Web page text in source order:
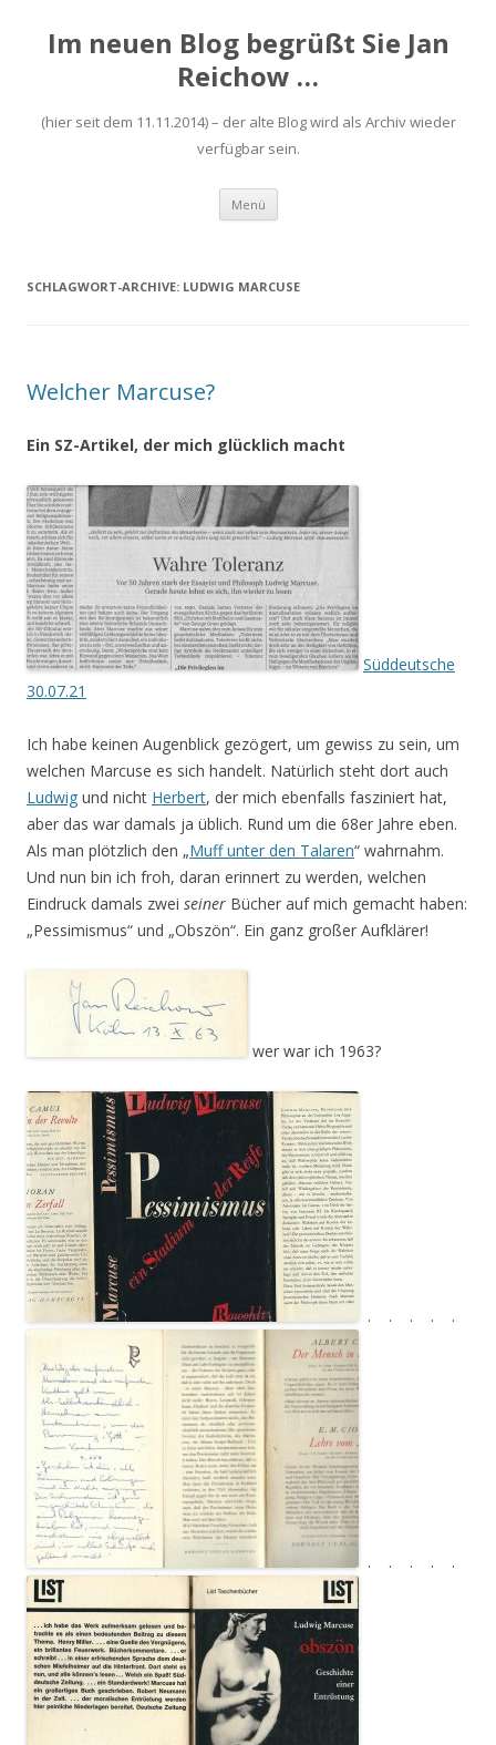
Im neuen Blog begrüßt Sie Jan
Reichow …
(hier seit dem 11.11.2014) – der alte Blog wird als Archiv wieder
verfügbar sein.
Menü Zum
springen
SCHLAGWORT-ARCHIVE: LUDWIG MARCUSE
Welcher Marcuse?
Ein SZ-Artikel, der mich glücklich macht
Süddeutsche
30.07.21
Ich habe keinen Augenblick gezögert, um gewiss zu sein, um
welchen Marcuse es sich handelt. Natürlich steht dort auch
Ludwig und nicht Herbert, der mich ebenfalls fasziniert hat,
aber das war damals ja üblich. Rund um die 68er Jahre eben.
Als man plötzlich den „Muff unter den Talaren“ wahrnahm.
Und nun bin ich froh, daran erinnert zu werden, welchen
Eindruck damals zwei seiner Bücher auf mich gemacht haben:
„Pessimismus“ und „Obszön“. Ein ganz großer Aufklärer!
wer war ich 1963?
. . . . .
. . . . .